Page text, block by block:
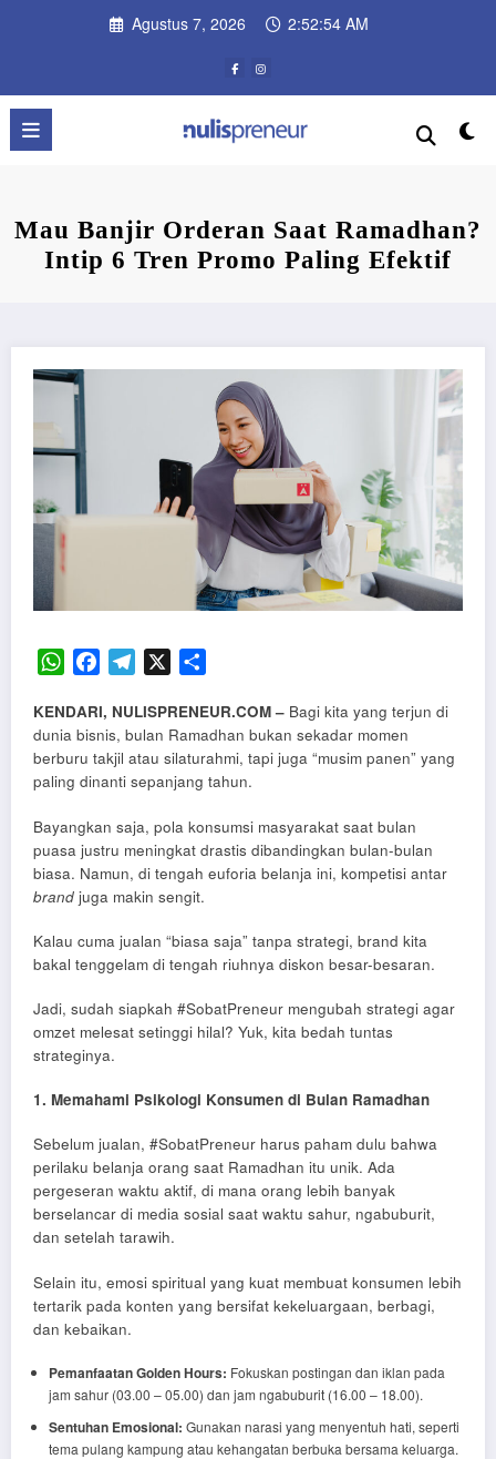
Agustus 7, 2026 2:52:54 AM
Mau Banjir Orderan Saat Ramadhan?
Intip 6 Tren Promo Paling Efektif
WhatsAppFacebookTelegram
KENDARI, NULISPRENEUR.COM – Bagi kita yang terjun di
dunia bisnis, bulan Ramadhan bukan sekadar momen
berburu takjil atau silaturahmi, tapi juga “musim panen” yang
paling dinanti sepanjang tahun.
Bayangkan saja, pola konsumsi masyarakat saat bulan
puasa justru meningkat drastis dibandingkan bulan-bulan
biasa. Namun, di tengah euforia belanja ini, kompetisi antar
brand juga makin sengit.
Kalau cuma jualan “biasa saja” tanpa strategi, brand kita
bakal tenggelam di tengah riuhnya diskon besar-besaran.
Jadi, sudah siapkah #SobatPreneur mengubah strategi agar
omzet melesat setinggi hilal? Yuk, kita bedah tuntas
strateginya.
1. Memahami Psikologi Konsumen di Bulan Ramadhan
Sebelum jualan, #SobatPreneur harus paham dulu bahwa
perilaku belanja orang saat Ramadhan itu unik. Ada
pergeseran waktu aktif, di mana orang lebih banyak
berselancar di media sosial saat waktu sahur, ngabuburit,
dan setelah tarawih.
Selain itu, emosi spiritual yang kuat membuat konsumen lebih
tertarik pada konten yang bersifat kekeluargaan, berbagi,
dan kebaikan.
Pemanfaatan Golden Hours: Fokuskan postingan dan iklan pada
jam sahur (03.00 – 05.00) dan jam ngabuburit (16.00 – 18.00).
Sentuhan Emosional: Gunakan narasi yang menyentuh hati, seperti
tema pulang kampung atau kehangatan berbuka bersama keluarga.